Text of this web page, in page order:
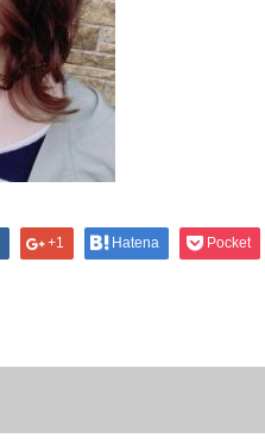
+1 Hatena Pocket